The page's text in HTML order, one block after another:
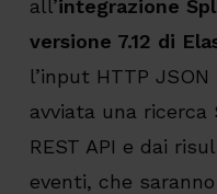
all’integrazione
versione 7.12 di
l’input HTTP
avviata una
REST API e dai
eventi, che